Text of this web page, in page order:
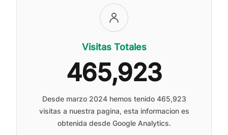
Visitas Totales
465,923
Desde marzo 2024 hemos tenido 465,923
visitas a nuestra pagina, esta informacion es
obtenida desde Google Analytics.